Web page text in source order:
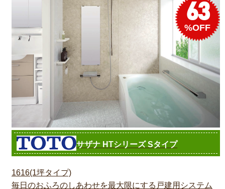
63
%OFF
サザナ HTシリーズ Sタイプ
1616(1坪タイプ)
毎日のおふろのしあわせを最大限にする戸建用システム